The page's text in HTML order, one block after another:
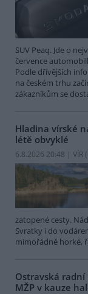
SUV Peaq. Jde o
července
Podle dřívějších
na českém trhu
zákazníkům se
Hladina vírské
létě obvyklé
6.8.2026 20:48 | VÍR (
zatopené cesty.
Svratky i do
mimořádně horké,
Ostravská
MŽP v kauze